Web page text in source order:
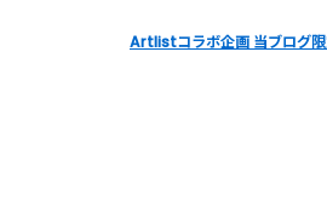
Artlistコラボ企画 当ブログ限